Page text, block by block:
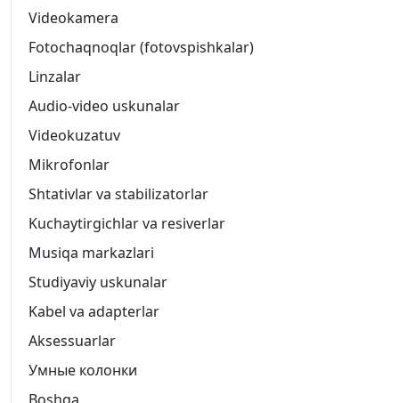
Videokamera
Fotochaqnoqlar (fotovspishkalar)
Linzalar
Audio-video uskunalar
Videokuzatuv
Mikrofonlar
Shtativlar va stabilizatorlar
Kuchaytirgichlar va resiverlar
Musiqa markazlari
Studiyaviy uskunalar
Kabel va adapterlar
Aksessuarlar
Умные колонки